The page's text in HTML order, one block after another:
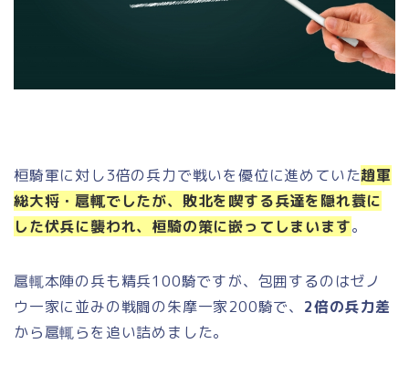
桓騎軍に対し3倍の兵力で戦いを優位に進めていた趙軍
総大将・扈輒でしたが、敗北を喫する兵達を隠れ蓑に
した伏兵に襲われ、桓騎の策に嵌ってしまいます。
扈輒本陣の兵も精兵100騎ですが、包囲するのはゼノ
ウ一家に並みの戦闘の朱摩一家200騎で、 2倍の兵力差
から扈輒らを追い詰めました。